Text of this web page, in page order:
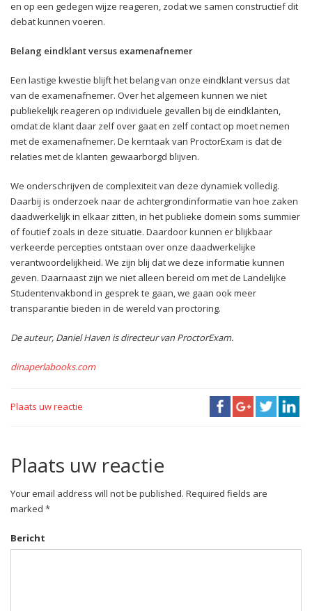
en op een gedegen wijze reageren, zodat we samen constructief dit
debat kunnen voeren.
Belang eindklant versus examenafnemer
Een lastige kwestie blijft het belang van onze eindklant versus dat
van de examenafnemer. Over het algemeen kunnen we niet
publiekelijk reageren op individuele gevallen bij de eindklanten,
omdat de klant daar zelf over gaat en zelf contact op moet nemen
met de examenafnemer. De kerntaak van ProctorExam is dat de
relaties met de klanten gewaarborgd blijven.
We onderschrijven de complexiteit van deze dynamiek volledig.
Daarbij is onderzoek naar de achtergrondinformatie van hoe zaken
daadwerkelijk in elkaar zitten, in het publieke domein soms summier
of foutief zoals in deze situatie. Daardoor kunnen er blijkbaar
verkeerde percepties ontstaan over onze daadwerkelijke
verantwoordelijkheid. We zijn blij dat we deze informatie kunnen
geven. Daarnaast zijn we niet alleen bereid om met de Landelijke
Studentenvakbond in gesprek te gaan, we gaan ook meer
transparantie bieden in de wereld van proctoring.
De auteur, Daniel Haven is directeur van ProctorExam.
dinaperlabooks.com
Plaats uw reactie
Plaats uw reactie
Your email address will not be published. Required fields are
marked *
Bericht